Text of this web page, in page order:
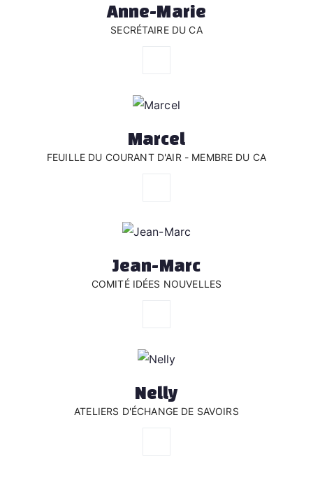
Anne-Marie
SECRÉTAIRE DU CA
Marcel
FEUILLE DU COURANT D'AIR - MEMBRE DU CA
Jean-Marc
COMITÉ IDÉES NOUVELLES
Nelly
ATELIERS D'ÉCHANGE DE SAVOIRS